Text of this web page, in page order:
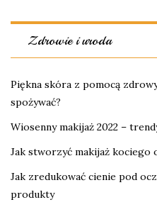
Zdrowie i uroda
Piękna skóra z pomocą
spożywać?
Wiosenny makijaż 2022 –
Jak stworzyć makijaż
Jak zredukować cienie pod
produkty